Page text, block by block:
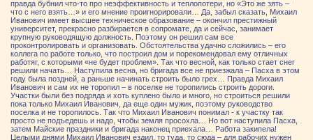
правда бубнил что-то про неэффективность и теплопотери, но «Это же зять –
что с него взять…» и его мнение проигнорировали… Да, забыл сказать, Михаил
Иванович имеет высшее техническое образование – окончил престижный
университет, прекрасно разбирается в сопромате, да и сейчас, занимает
крупную руководящую должность. Поэтому он решил сам все
проконтролировать и организовать. Обстоятельства удачно сложились – его
коллега по работе только, что построил дом и порекомендовал ему отличных
работяг, с которыми «не будет проблем». Так что весной, как только стает снег
решили начать… Наступила весна, но бригада все не приезжала – Пасха в этом
году была поздней, а раньше начинать строить было грех… Правда Михаил
Иванович и сам их не торопил – в поселке не торопились строить дороги.
Участки были без подряда и хоть куплено было и много, но строиться решили
пока только Михаил Иванович, да еще один мужик, поэтому руководство
поселка и не торопилось. Так что Михаил Иванович понимал - к участку так
просто не подъедешь и надо, чтобы земля просохла… Но вот наступила Пасха,
затем Майские праздники и бригада наконец приехала… Работа закипела!
Целыми днями Михаил Иванович ездил, то туда, то сюда – для рабочих нужен